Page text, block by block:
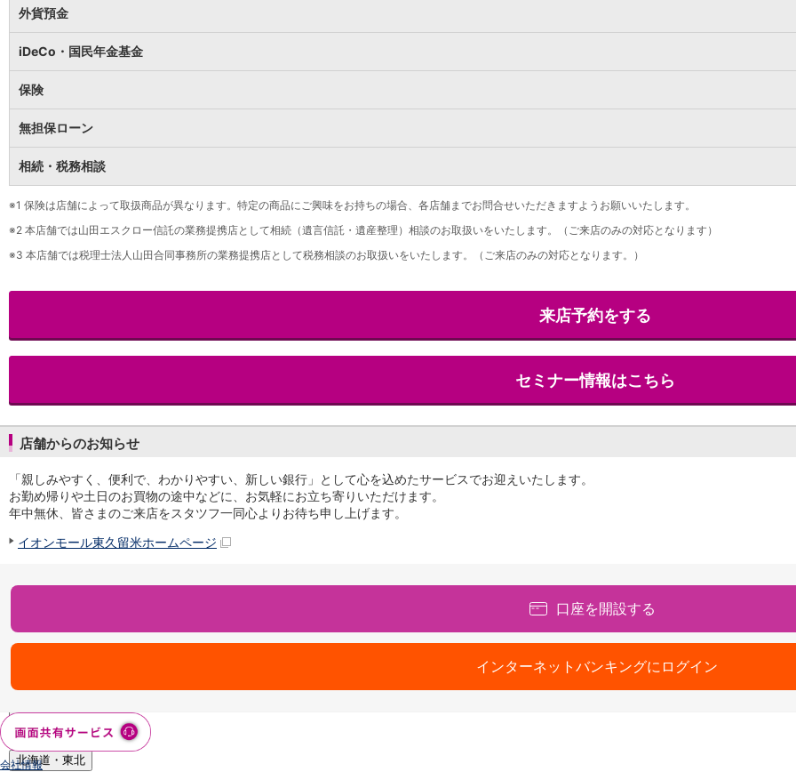
就業不能保険
海外旅行保険
国内旅行傷害保険
スマホ保険
傷害保険
介護保険
カード
クレジットカード
デビットカード
インターネットバンキング
アプリ
イオン銀行アプリ TOP
AEON Pay
AEON Pay
口座振替サービス
自動入金サービス
スマホ決済アプリ
公営競技
サービス
Myステージ
その他サービス
店舗
北海道・東北
外貨預金
iDeCo・国民年金基金
保険
無担保ローン
相続・税務相談
※1 保険は店舗によって取扱商品が異なります。特定の商品にご興味をお持ちの場合、各店舗までお問合せいただきますようお願いいたします。
※2 本店舗では山田エスクロー信託の業務提携店として相続（遺言信託・遺産整理）相談のお取扱いをいたします。（ご来店のみの対応となります）
※3 本店舗では税理士法人山田合同事務所の業務提携店として税務相談のお取扱いをいたします。（ご来店のみの対応となります。）
来店予約をする
セミナー情報はこちら
店舗からのお知らせ
「親しみやすく、便利で、わかりやすい、新しい銀行」として心を込めたサービスでお迎えいたします。
お勤め帰りや土日のお買物の途中などに、お気軽にお立ち寄りいただけます。
年中無休、皆さまのご来店をスタツフ一同心よりお待ち申し上げます。
イオンモール東久留米ホームページ
口座を開設する
インターネットバンキングにログイン
会社情報